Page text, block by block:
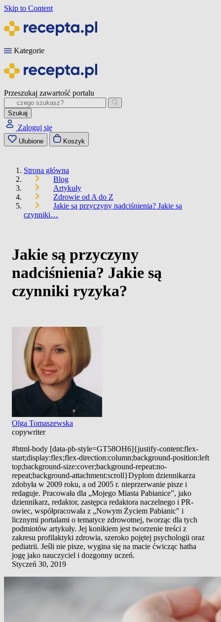
Skip to Content
Kategorie
Przeszukaj zawartość portalu
Szukaj
Zaloguj się
Ulubione Koszyk
Strona główna
Blog
Artykuły
Zdrowie od A do Z
Jakie są przyczyny nadciśnienia? Jakie są
czynniki…
Jakie są przyczyny
nadciśnienia? Jakie są
czynniki ryzyka?
Olga Tomaszewska
copywriter
#html-body [data-pb-style=GT58OH6]{justify-content:flex-
start;display:flex;flex-direction:column;background-position:left
top;background-size:cover;background-repeat:no-
repeat;background-attachment:scroll}Dyplom dziennikarza
zdobyła w 2009 roku, a od 2005 r. nieprzerwanie pisze i
redaguje. Pracowała dla „Mojego Miasta Pabianice”, jako
dziennikarz, redaktor, zastępca redaktora naczelnego i PR-
owiec, współpracowała z „Nowym Życiem Pabianic" i
licznymi portalami o tematyce zdrowotnej, tworząc dla tych
podmiotów artykuły. Jej konikiem jest tworzenie treści z
zakresu profilaktyki zdrowia, szeroko pojętej psychologii oraz
pediatrii. Jeśli nie pisze, wygina się na macie ćwicząc hatha
jogę jako nauczyciel i dozgonny uczeń.
Styczeń 30, 2019